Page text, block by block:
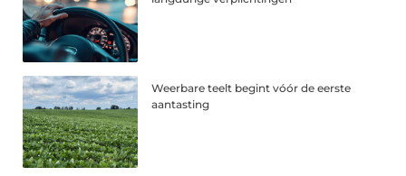
Weerbare teelt begint vóór de eerste
aantasting